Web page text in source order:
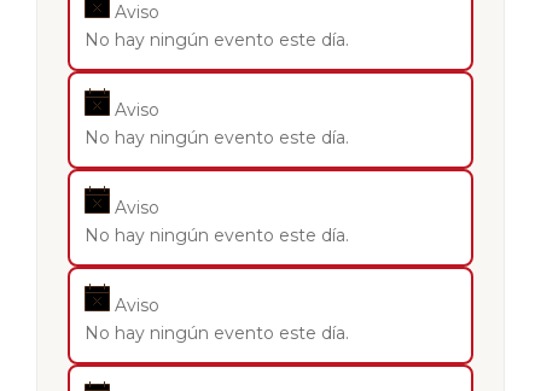
Aviso
No hay ningún evento este día.
Aviso
No hay ningún evento este día.
Aviso
No hay ningún evento este día.
Aviso
No hay ningún evento este día.